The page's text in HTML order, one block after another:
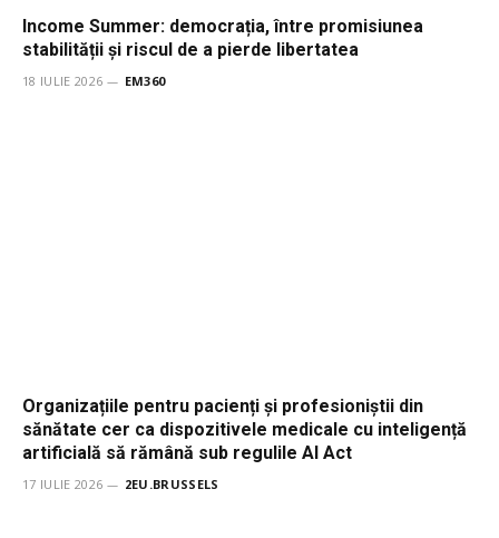
Income Summer: democrația, între promisiunea
stabilității și riscul de a pierde libertatea
18 IULIE 2026 EM360
Organizațiile pentru pacienți și profesioniștii din
sănătate cer ca dispozitivele medicale cu inteligență
artificială să rămână sub regulile AI Act
17 IULIE 2026 2EU.BRUSSELS